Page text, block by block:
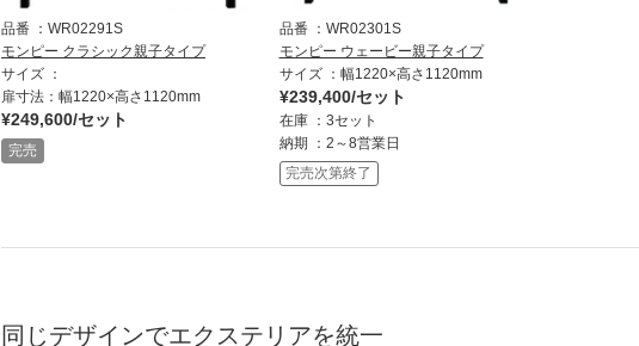
品番
WR02291S
モンピー クラシック親子タイプ
サイズ
扉寸法：幅1220×高さ1120mm
¥249,600/セット
完売
品番
WR02301S
モンピー ウェービー親子タイプ
サイズ
幅1220×高さ1120mm
¥239,400/セット
在庫
3セット
納期
2～8営業日
完売次第終了
同じデザインでエクステリアを統一